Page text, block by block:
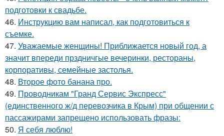
подготовки к свадьбе.
46. Инструкцию вам написал, как подготовиться к
съемке.
47. Уважаемые женщины! Приближается новый год, а
значит впереди прздничгые вечеринки, рестораны,
корпоративы, семейные застолья.
48. Второе фото банана про.
49. Проводникам "Гранд Сервис Экспресс"
(единственного ж/д перевозчика в Крым) при общении с
пассажирами запрещено использовать фразы:
50. Я себя люблю!